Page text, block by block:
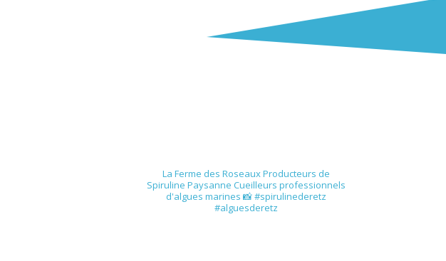
La Ferme des RoseauxProducteurs de
Spiruline Paysanne Cueilleurs professionnels
d'algues marines📸 #spirulinederetz
#alguesderetz